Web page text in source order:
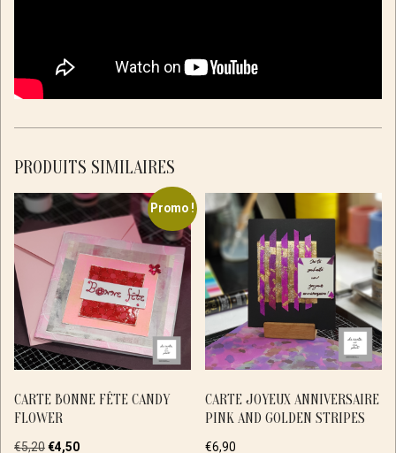
PRODUITS SIMILAIRES
Promo !
CARTE BONNE FÊTE CANDY
FLOWER
€5,20Le
€4,50Le
CARTE JOYEUX ANNIVERSAIRE
PINK AND GOLDEN STRIPES
€6,90